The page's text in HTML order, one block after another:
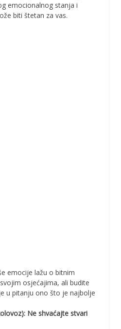
emocionalnog stanja i
biti štetan za vas.
emocije lažu o bitnim
osjećajima, ali budite
u pitanju ono što je najbolje
Ne shvaćajte stvari